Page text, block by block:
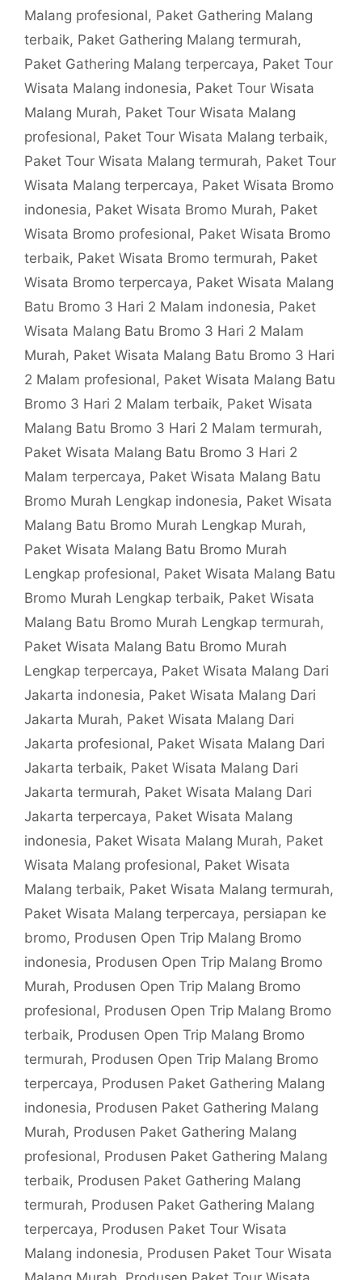
Malang profesional, Paket Gathering Malang
terbaik, Paket Gathering Malang termurah,
Paket Gathering Malang terpercaya, Paket Tour
Wisata Malang indonesia, Paket Tour Wisata
Malang Murah, Paket Tour Wisata Malang
profesional, Paket Tour Wisata Malang terbaik,
Paket Tour Wisata Malang termurah, Paket Tour
Wisata Malang terpercaya, Paket Wisata Bromo
indonesia, Paket Wisata Bromo Murah, Paket
Wisata Bromo profesional, Paket Wisata Bromo
terbaik, Paket Wisata Bromo termurah, Paket
Wisata Bromo terpercaya, Paket Wisata Malang
Batu Bromo 3 Hari 2 Malam indonesia, Paket
Wisata Malang Batu Bromo 3 Hari 2 Malam
Murah, Paket Wisata Malang Batu Bromo 3 Hari
2 Malam profesional, Paket Wisata Malang Batu
Bromo 3 Hari 2 Malam terbaik, Paket Wisata
Malang Batu Bromo 3 Hari 2 Malam termurah,
Paket Wisata Malang Batu Bromo 3 Hari 2
Malam terpercaya, Paket Wisata Malang Batu
Bromo Murah Lengkap indonesia, Paket Wisata
Malang Batu Bromo Murah Lengkap Murah,
Paket Wisata Malang Batu Bromo Murah
Lengkap profesional, Paket Wisata Malang Batu
Bromo Murah Lengkap terbaik, Paket Wisata
Malang Batu Bromo Murah Lengkap termurah,
Paket Wisata Malang Batu Bromo Murah
Lengkap terpercaya, Paket Wisata Malang Dari
Jakarta indonesia, Paket Wisata Malang Dari
Jakarta Murah, Paket Wisata Malang Dari
Jakarta profesional, Paket Wisata Malang Dari
Jakarta terbaik, Paket Wisata Malang Dari
Jakarta termurah, Paket Wisata Malang Dari
Jakarta terpercaya, Paket Wisata Malang
indonesia, Paket Wisata Malang Murah, Paket
Wisata Malang profesional, Paket Wisata
Malang terbaik, Paket Wisata Malang termurah,
Paket Wisata Malang terpercaya, persiapan ke
bromo, Produsen Open Trip Malang Bromo
indonesia, Produsen Open Trip Malang Bromo
Murah, Produsen Open Trip Malang Bromo
profesional, Produsen Open Trip Malang Bromo
terbaik, Produsen Open Trip Malang Bromo
termurah, Produsen Open Trip Malang Bromo
terpercaya, Produsen Paket Gathering Malang
indonesia, Produsen Paket Gathering Malang
Murah, Produsen Paket Gathering Malang
profesional, Produsen Paket Gathering Malang
terbaik, Produsen Paket Gathering Malang
termurah, Produsen Paket Gathering Malang
terpercaya, Produsen Paket Tour Wisata
Malang indonesia, Produsen Paket Tour Wisata